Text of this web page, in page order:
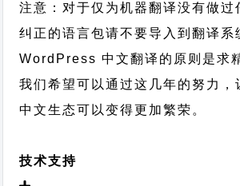
注意：对于仅为机器翻译没有做过
纠正的语言包请不要导入到翻译系
WordPress 中文翻译的原则 是求
我们希望可以通过这几年的努力
中文生态可以变得更加繁荣。
技术支持